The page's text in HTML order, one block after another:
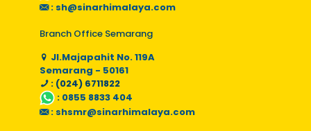
: sh@sinarhimalaya.com
Branch Office Semarang
Jl.Majapahit No. 119A
Semarang - 50161
: (024) 6711822
: 0855 8833 404
: shsmr@sinarhimalaya.com